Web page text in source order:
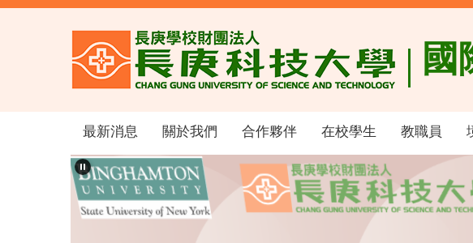
跳
國
最新消息 關於我們 合作夥伴 在校學生 教職員